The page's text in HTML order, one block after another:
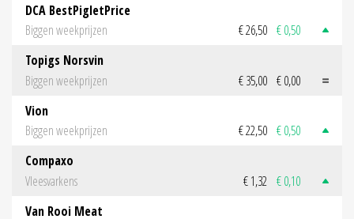
DCA BestPigletPrice
Biggen weekprijzen
€ 26,50 € 0,50
Topigs Norsvin
Biggen weekprijzen
€ 35,00 € 0,00
Vion
Biggen weekprijzen
€ 22,50 € 0,50
Compaxo
Vleesvarkens
€ 1,32 € 0,10
Van Rooi Meat